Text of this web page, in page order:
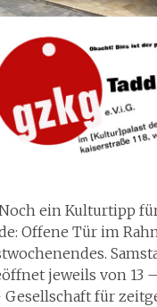
Noch ein Kulturtipp
Offene Tür im
jeweils von 13
für